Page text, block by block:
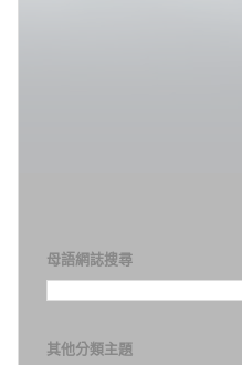
母語網誌搜尋
其他分類主題